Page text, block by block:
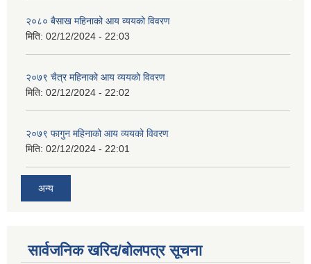
२०८० बैसाख महिनाको आय व्ययको विवरण
मिति: 02/12/2024 - 22:03
२०७९ चैत्र महिनाको आय व्ययको विवरण
मिति: 02/12/2024 - 22:02
२०७९ फागुन महिनाको आय व्ययको विवरण
मिति: 02/12/2024 - 22:01
अन्य
सार्वजनिक खरिद/बोलपत्र सूचना